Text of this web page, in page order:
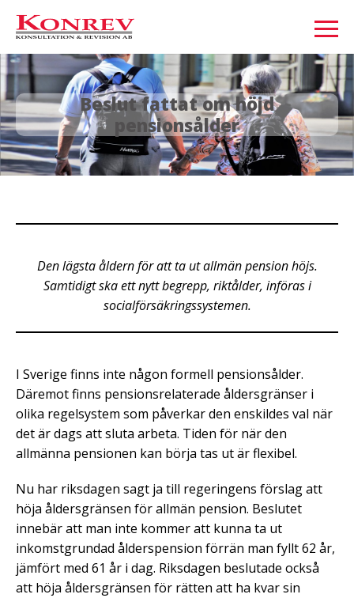
Beslut fattat om höjd
pensionsålder
Den lägsta åldern för att ta ut allmän pension höjs.
Samtidigt ska ett nytt begrepp, riktålder, införas i
socialförsäkringssystemen.
I Sverige finns inte någon formell pensionsålder.
Däremot finns pensionsrelaterade åldersgränser i
olika regelsystem som påverkar den enskildes val när
det är dags att sluta arbeta. Tiden för när den
allmänna pensionen kan börja tas ut är flexibel.
Nu har riksdagen sagt ja till regeringens förslag att
höja åldersgränsen för allmän pension. Beslutet
innebär att man inte kommer att kunna ta ut
inkomstgrundad ålderspension förrän man fyllt 62 år,
jämfört med 61 år i dag. Riksdagen beslutade också
att höja åldersgränsen för rätten att ha kvar sin